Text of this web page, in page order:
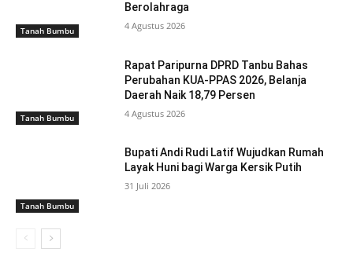
Tanah Bumbu
Berolahraga
4 Agustus 2026
Tanah Bumbu
Rapat Paripurna DPRD Tanbu Bahas
Perubahan KUA-PPAS 2026, Belanja
Daerah Naik 18,79 Persen
4 Agustus 2026
Tanah Bumbu
Bupati Andi Rudi Latif Wujudkan Rumah
Layak Huni bagi Warga Kersik Putih
31 Juli 2026